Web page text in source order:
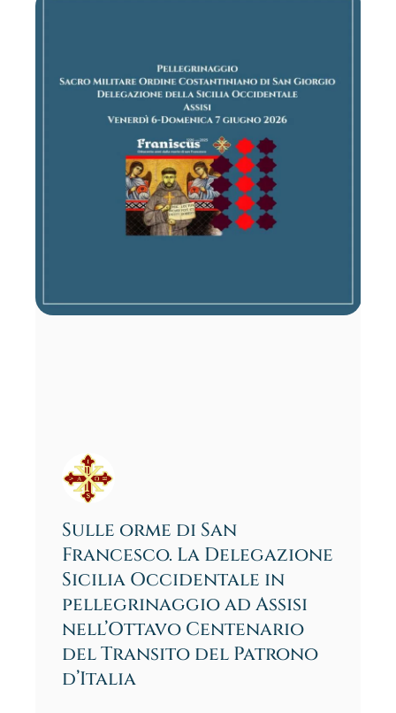
Sulle orme di San
Francesco. La Delegazione
Sicilia Occidentale in
pellegrinaggio ad Assisi
nell’Ottavo Centenario
del Transito del Patrono
d’Italia